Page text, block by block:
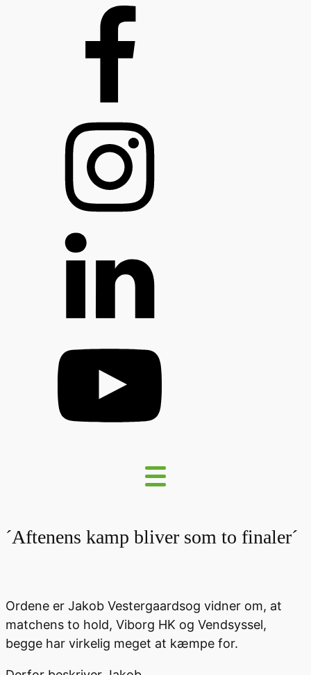
´Aftenens kamp bliver som to finaler´
Ordene er Jakob Vestergaardsog vidner om, at
matchens to hold, Viborg HK og Vendsyssel,
begge har virkelig meget at kæmpe for.